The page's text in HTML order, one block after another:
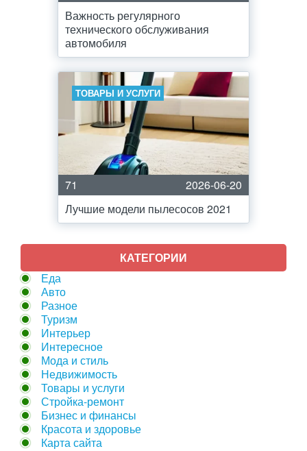
Важность регулярного
технического обслуживания
автомобиля
ТОВАРЫ И УСЛУГИ
71
2026-06-20
Лучшие модели пылесосов 2021
КАТЕГОРИИ
Еда
Авто
Разное
Туризм
Интерьер
Интересное
Мода и стиль
Недвижимость
Товары и услуги
Стройка-ремонт
Бизнес и финансы
Красота и здоровье
Карта сайта